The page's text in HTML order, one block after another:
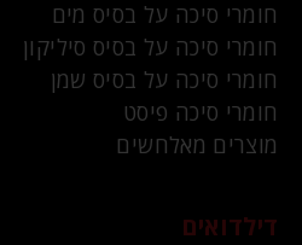
חומרי סיכה על בסיס מים
חומרי סיכה על בסיס סיליקון
חומרי סיכה על בסיס שמן
חומרי סיכה פיסט
מוצרים מאלחשים
דילדואים